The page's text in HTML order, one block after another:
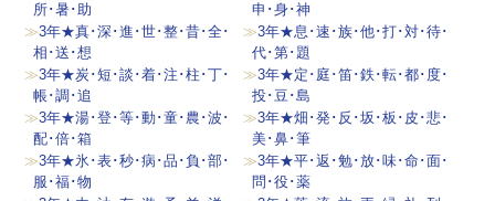
所･暑･助
申･身･神
3年★真･深･進･世･整･昔･全･
相･送･想
3年★息･速･族･他･打･対･待･
代･第･題
3年★炭･短･談･着･注･柱･丁･
帳･調･追
3年★定･庭･笛･鉄･転･都･度･
投･豆･島
3年★湯･登･等･動･童･農･波･
配･倍･箱
3年★畑･発･反･坂･板･皮･悲･
美･鼻･筆
3年★氷･表･秒･病･品･負･部･
服･福･物
3年★平･返･勉･放･味･命･面･
問･役･薬